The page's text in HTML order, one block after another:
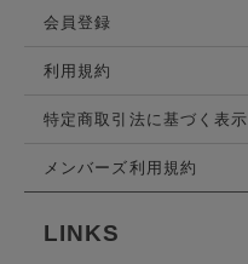
会員登録
利用規約
特定商取引法に基づく表示
メンバーズ利用規約
LINKS